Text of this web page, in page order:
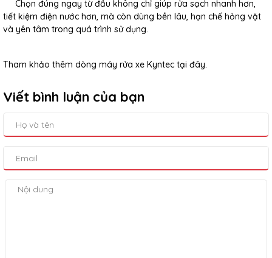
Chọn đúng ngay từ đầu không chỉ giúp rửa sạch nhanh hơn,
tiết kiệm điện nước hơn, mà còn dùng bền lâu, hạn chế hỏng vặt
và yên tâm trong quá trình sử dụng.
Tham khảo thêm dòng máy rửa xe Kyntec tại đây.
Viết bình luận của bạn